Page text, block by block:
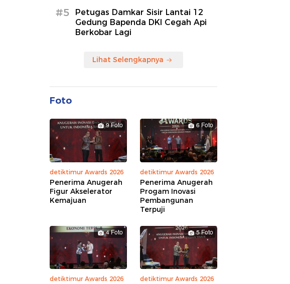
#5
Petugas Damkar Sisir Lantai 12
Gedung Bapenda DKI Cegah Api
Berkobar Lagi
Lihat Selengkapnya
Foto
9 Foto
detiktimur Awards 2026
Penerima Anugerah
Figur Akselerator
Kemajuan
6 Foto
detiktimur Awards 2026
Penerima Anugerah
Progam Inovasi
Pembangunan
Terpuji
4 Foto
detiktimur Awards 2026
5 Foto
detiktimur Awards 2026